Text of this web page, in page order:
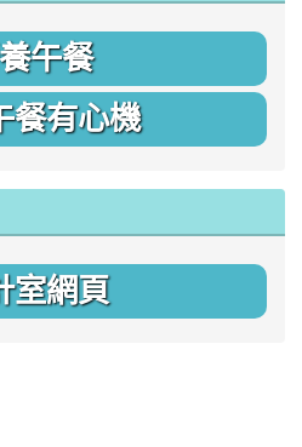
午餐
餐有心機
室網頁